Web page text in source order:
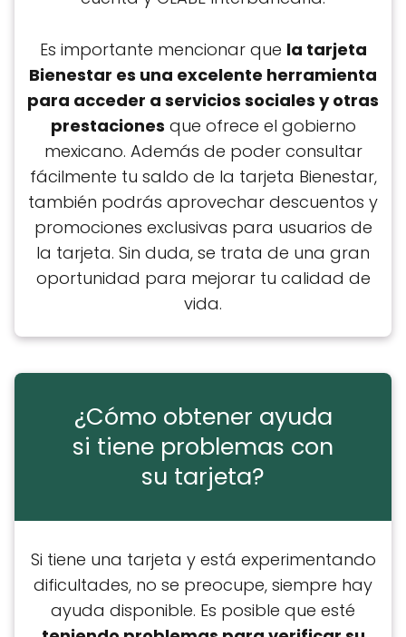
Es importante mencionar que la tarjeta
Bienestar es una excelente herramienta
para acceder a servicios sociales y otras
prestaciones que ofrece el gobierno
mexicano. Además de poder consultar
fácilmente tu saldo de la tarjeta Bienestar,
también podrás aprovechar descuentos y
promociones exclusivas para usuarios de
la tarjeta. Sin duda, se trata de una gran
oportunidad para mejorar tu calidad de
vida.
¿Cómo obtener ayuda
si tiene problemas con
su tarjeta?
Si tiene una tarjeta y está experimentando
dificultades, no se preocupe, siempre hay
ayuda disponible. Es posible que esté